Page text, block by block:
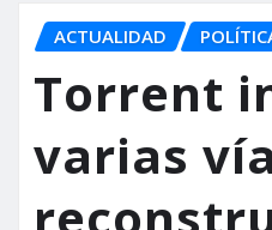
ACTUALIDAD
Torrent
varias